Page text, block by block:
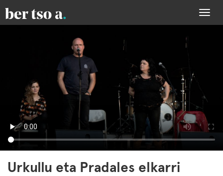
Urkullu eta Pradales elkarri